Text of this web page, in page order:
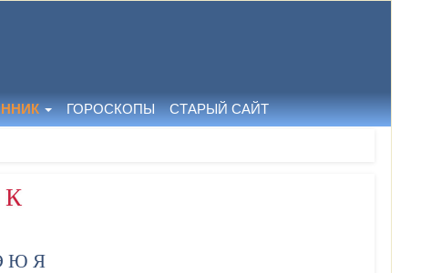
ГОРОСКОПЫ СТАРЫЙ САЙТ
К
Ю Я